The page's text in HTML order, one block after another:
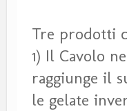
Tre prodotti
1) Il Cavolo
raggiunge il
le gelate